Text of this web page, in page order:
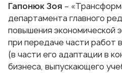
Гапонюк Зоя –
департамента главного
повышения экономической
при передаче части работ
(в части его адаптации в
бизнеса, выпускающего